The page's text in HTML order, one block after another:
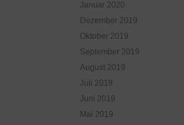
Januar 2020
Dezember 2019
Oktober 2019
September 2019
August 2019
Juli 2019
Juni 2019
Mai 2019